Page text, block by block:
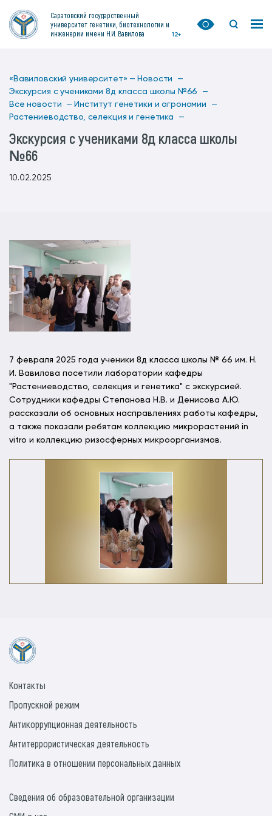
Саратовский государственный
университет генетики, биотехнологии и
инженерии имени Н.И. Вавилова
12+
«Вавиловский университет» — Новости —
Экскурсия с учениками 8д класса школы №66 —
Все новости — Институт генетики и агрономии —
Растениеводство, селекция и генетика —
Экскурсия с учениками 8д класса школы
№66
10.02.2025
7 февраля 2025 года ученики 8д класса школы № 66 им. Н.
И. Вавилова посетили лаборатории кафедры
"Растениеводство, селекция и генетика" с экскурсией.
Сотрудники кафедры Степанова Н.В. и Денисова А.Ю.
рассказали об основных насправлениях работы кафедры,
а также показали ребятам коллекцию микрорастений in
vitro и коллекцию ризосферных микроорганизмов.
Контакты
Пропускной режим
Антикоррупционная деятельность
Антитеррористическая деятельность
Политика в отношении персональных данных
Сведения об образовательной организации